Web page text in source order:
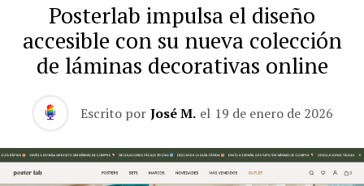
Posterlab impulsa el diseño
accesible con su nueva colección
de láminas decorativas online
Escrito por José M. el 19 de enero de 2026